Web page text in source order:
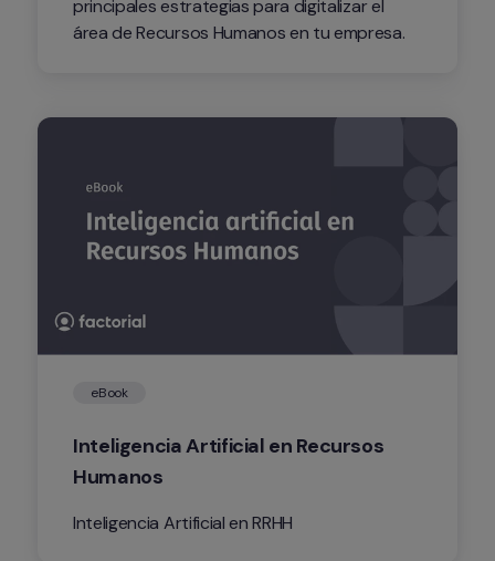
principales estrategias para digitalizar el
área de Recursos Humanos en tu empresa.
eBook
Inteligencia Artificial en Recursos
Humanos
Inteligencia Artificial en RRHH